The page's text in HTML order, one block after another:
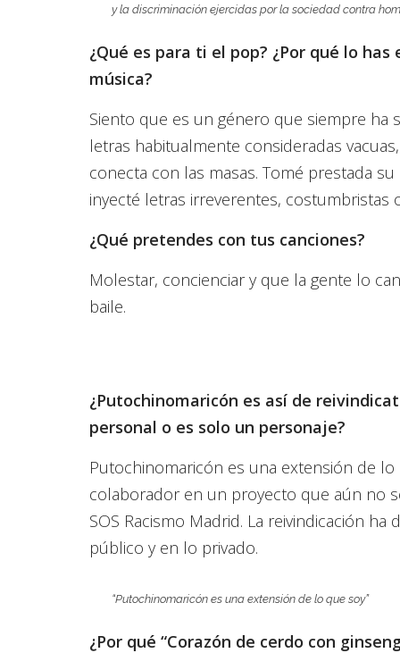
y la discriminación ejercidas por la sociedad contra
¿Qué es para ti el pop? ¿Por qué lo
música?
Siento que es un género que siempre ha
letras habitualmente consideradas
conecta con las masas. Tomé prestada
inyecté letras irreverentes, costumbristas
¿Qué pretendes con tus canciones?
Molestar, concienciar y que la gente lo
baile.
¿Putochinomaricón es así de
personal o es solo un personaje?
Putochinomaricón es una extensión de lo
colaborador en un proyecto que aún no
SOS Racismo Madrid. La reivindicación
público y en lo privado.
“Putochinomaricón es una extensión de lo que soy”
¿Por qué “Corazón de cerdo con